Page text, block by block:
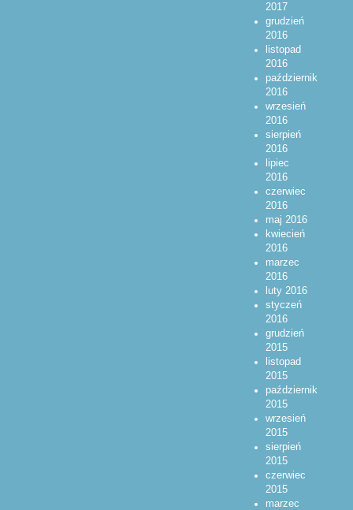
2017
grudzień
2016
listopad
2016
październik
2016
wrzesień
2016
sierpień
2016
lipiec
2016
czerwiec
2016
maj 2016
kwiecień
2016
marzec
2016
luty 2016
styczeń
2016
grudzień
2015
listopad
2015
październik
2015
wrzesień
2015
sierpień
2015
czerwiec
2015
marzec